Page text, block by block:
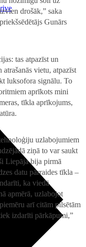
drošāk,” saka
Gunārs
tas atpazīst un
vietu, atpazīst
luksofora signālu. To
aprīkots mini
tīkla aprīkojums,
uzlabojumiem
ziņā to var saukt
Liepāja bija pirmā
datu pārraides tīkla –
ka viedā
apmērā, uzlabojot
arī citām pilsētām
izdarīti pārkāpumi,”